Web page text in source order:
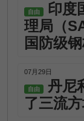
自由
印度
理局（
国防级
07月29日
自由
丹尼
了三流